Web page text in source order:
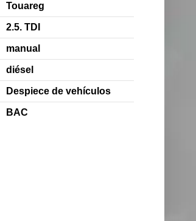
Touareg
2.5. TDI
manual
diésel
Despiece de vehículos
BAC